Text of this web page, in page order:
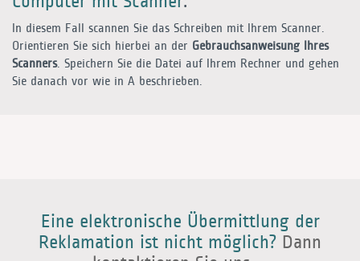
In diesem Fall scannen Sie das Schreiben mit Ihrem Scanner.
Orientieren Sie sich hierbei an der Gebrauchsanweisung Ihres
Scanners. Speichern Sie die Datei auf Ihrem Rechner und gehen
Sie danach vor wie in A beschrieben.
Eine elektronische Übermittlung der
Reklamation ist nicht möglich? Dann